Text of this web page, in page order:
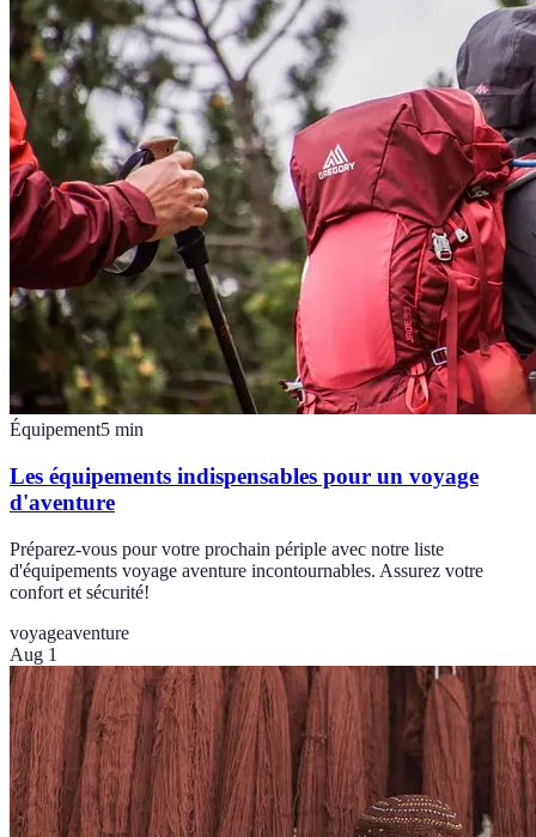
Équipement5 min
Les équipements indispensables pour un voyage
d'aventure
Préparez-vous pour votre prochain périple avec notre liste
d'équipements voyage aventure incontournables. Assurez votre
confort et sécurité!
voyageaventure
Aug 1